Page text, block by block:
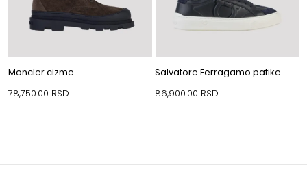
Moncler cizme
78,750.00 RSD
Salvatore Ferragamo patike
86,900.00 RSD